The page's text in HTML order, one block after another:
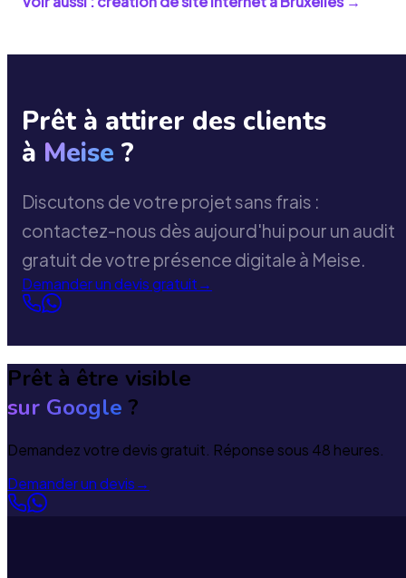
Prêt à attirer des clients
à Meise ?
Discutons de votre projet sans frais :
contactez-nous dès aujourd'hui pour un audit
gratuit de votre présence digitale à Meise.
Demander un devis gratuit→
Prêt à être visible
sur Google ?
Demandez votre devis gratuit. Réponse sous 48 heures.
Demander un devis→